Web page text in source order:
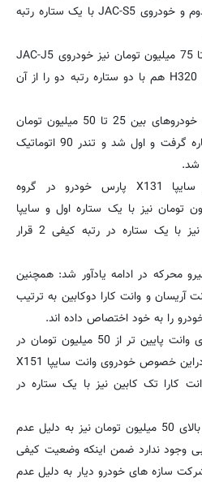
،خودروی آسا با دو ستاره رتبه دوم و خودروی JAC-S5 با یک ستاره رتبه
وی افزود: در کلاس قیمتی 50 تا 75 میلیون تومان نیز خودروی JAC-J5
با دو ستاره رتبه اول و برلیانس H320 هم با دو ستاره رتبه دو را از آن
به گفته قناتی؛‌همچنین در گروه خودروهای بین 25 تا 50 میلیون تومان
پارس تندر پارس خودرو ،3 ستاره گرفت و اول شد و تندر 90 اتوماتیک
وی خاطرنشان کرد:‌ خودروی سایپا X131 پارس خودرو در گروه
پایین تر از 25 میلیون تومان نیز با یک ستاره اول و سایپا
X132 گروه خودروسازی سایپا نیز با یک ستاره در رتبه کیفی 2 قرار
محرکه در ادامه یادآور شد: همچنین
آریسان و وانت کارا دوکابین به ترتیب
را به خود اختصاص داده اند.
قناتی به کلاس قیمتی خودروهای وانت پایین تر از 50 میلیون تومان در
مدت مذکور اشاره کرد و گفت: دراین خصوص خودروی وانت سایپا X151
کارا تک کابین نیز با یک ستاره در
وی اضافه کرد: در سطح قیمتی بالای 50 میلیون تومان نیز به دلیل عدم
وجود ندارد ضمن اینکه وضعیت کیفی
سازه های خودرو دیار به دلیل عدم